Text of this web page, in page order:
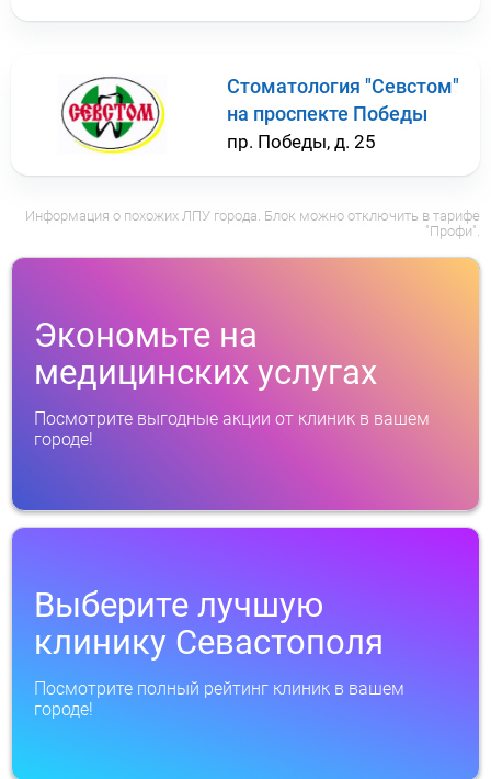
Стоматология "Севстом"
на проспекте Победы
пр. Победы, д. 25
Информация о похожих ЛПУ города. Блок можно отключить в тарифе
"Профи".
Экономьте на
медицинских услугах
Посмотрите выгодные акции от клиник в вашем
городе!
Выберите лучшую
клинику Севастополя
Посмотрите полный рейтинг клиник в вашем
городе!